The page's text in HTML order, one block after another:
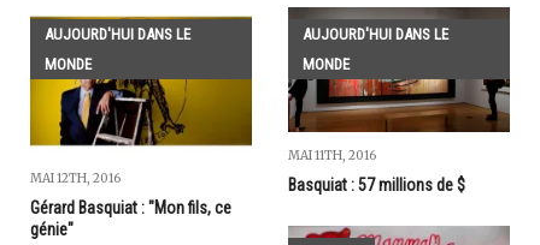
AUJOURD'HUI DANS LE
MONDE
MAI 12TH, 2016
Gérard Basquiat : "Mon fils, ce
génie"
AUJOURD'HUI DANS LE
MONDE
MAI 11TH, 2016
Basquiat : 57 millions de $